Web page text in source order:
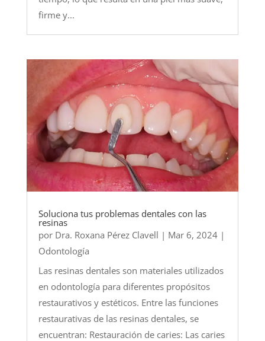
firme y...
Soluciona tus problemas dentales con las
resinas
por Dra. Roxana Pérez Clavell | Mar 6, 2024|
Odontología
Las resinas dentales son materiales utilizados
en odontología para diferentes propósitos
restaurativos y estéticos. Entre las funciones
restaurativas de las resinas dentales, se
encuentran: Restauración de caries: Las caries